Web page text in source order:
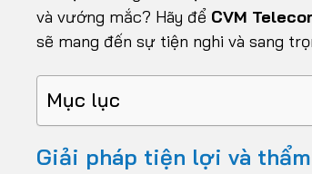
và vướng mắc? Hãy để CVM
sẽ mang đến sự tiện nghi và sang
Mục lục
Giải pháp tiện lợi và